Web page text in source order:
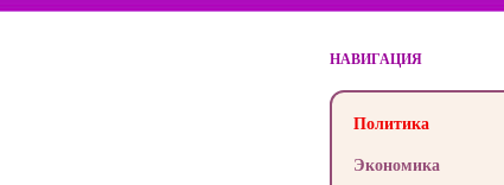
НАВИГАЦИЯ
Политика
Экономика